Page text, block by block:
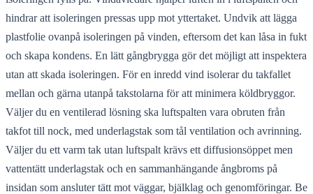
hindrar att isoleringen pressas upp mot yttertaket. Undvik att lägga
plastfolie ovanpå isoleringen på vinden, eftersom det kan låsa in fukt
och skapa kondens. En lätt gångbrygga gör det möjligt att inspektera
utan att skada isoleringen. För en inredd vind isolerar du takfallet
mellan och gärna utanpå takstolarna för att minimera köldbryggor.
Väljer du en ventilerad lösning ska luftspalten vara obruten från
takfot till nock, med underlagstak som tål ventilation och avrinning.
Väljer du ett varm tak utan luftspalt krävs ett diffusionsöppet men
vattentätt underlagstak och en sammanhängande ångbroms på
insidan som ansluter tätt mot väggar, bjälklag och genomföringar. Be